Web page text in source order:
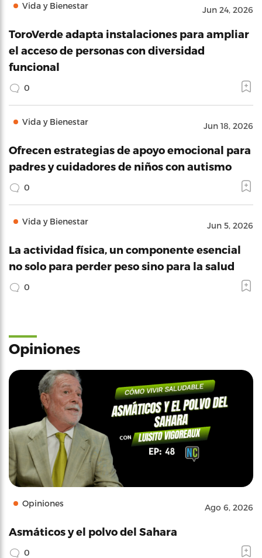
Vida y Bienestar Jun 24, 2026
ToroVerde adapta instalaciones para ampliar
el acceso de personas con diversidad
funcional
0
Vida y Bienestar Jun 18, 2026
Ofrecen estrategias de apoyo emocional para
padres y cuidadores de niños con autismo
0
Vida y Bienestar Jun 5, 2026
La actividad física, un componente esencial
no solo para perder peso sino para la salud
0
Opiniones
Opiniones Ago 6, 2026
Asmáticos y el polvo del Sahara
0